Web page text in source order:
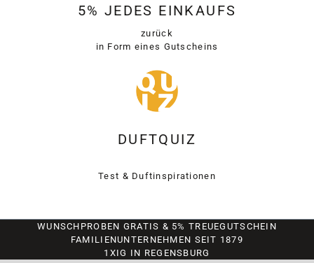
5% JEDES EINKAUFS
zurück
in Form eines Gutscheins
DUFTQUIZ
Test & Duftinspirationen
WUNSCHPROBEN GRATIS & 5% TREUEGUTSCHEIN
FAMILIENUNTERNEHMEN SEIT 1879
1XIG IN REGENSBURG